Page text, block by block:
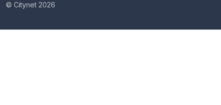
© Citynet 2026